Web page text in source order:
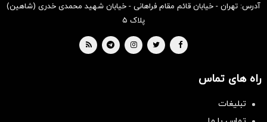
آدرس: تهران - خیابان قائم مقام فراهانی - خیابان شهید محمدی خدری (شاهین)
پلاک ۵
راه های تماس
تبلیغات